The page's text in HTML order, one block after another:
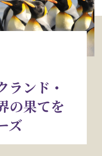
わせ
い合わせ
ランド・
の果てを
ズ